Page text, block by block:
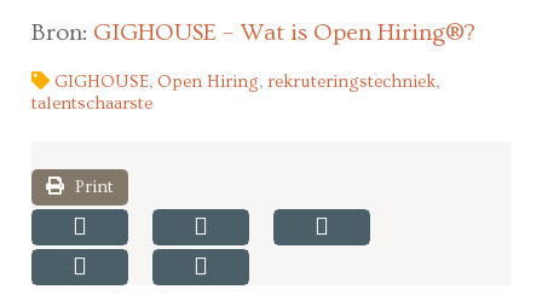
Bron: GIGHOUSE – Wat is Open Hiring®?
GIGHOUSE,Open Hiring,rekruteringstechniek,
talentschaarste
Print